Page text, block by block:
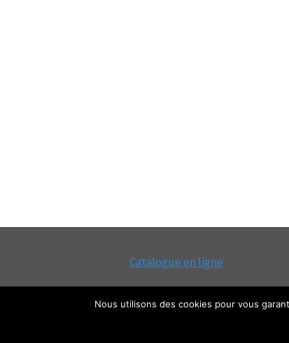
Catalogue en ligne
Nous utilisons des cookies pour vous